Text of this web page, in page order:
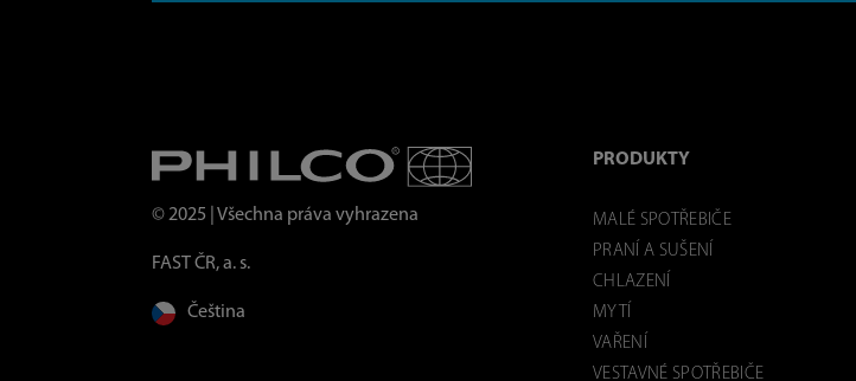
© 2025 | Všechna práva vyhrazena
FAST ČR, a. s.
Čeština
PRODUKTY
MALÉ SPOTŘEBIČE
PRANÍ A SUŠENÍ
CHLAZENÍ
MYTÍ
VAŘENÍ
VESTAVNÉ SPOTŘEBIČE